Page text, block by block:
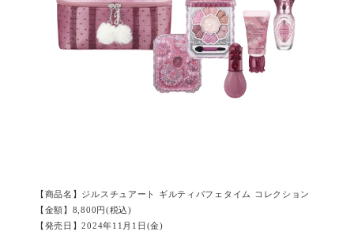
【商品名】ジルスチュアート ギルティパフェタイム コレクション
【金額】8,800円(税込)
【発売日】2024年11月1日(金)